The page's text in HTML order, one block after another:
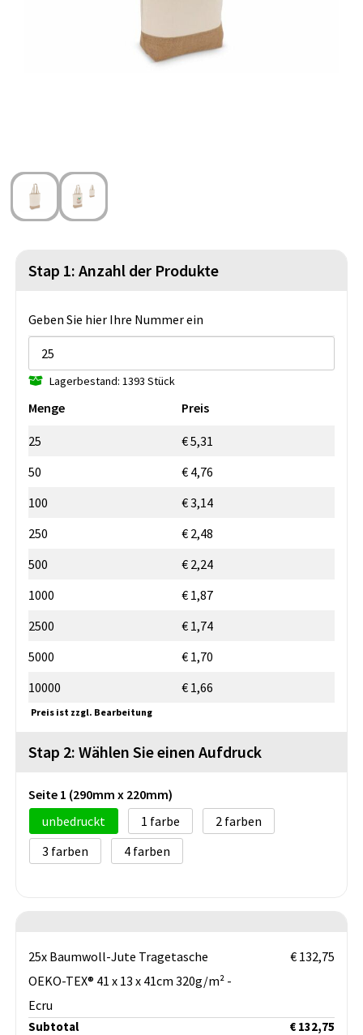
Sicherheit, Auto und Fahrrad
St. Nikolaus
Stap 1: Anzahl der Produkte
Geben Sie hier Ihre Nummer ein
Lagerbestand: 1393 Stück
Menge Preis
25
€ 5,31
50
€ 4,76
100
€ 3,14
250
€ 2,48
500
€ 2,24
1000
€ 1,87
2500
€ 1,74
5000
€ 1,70
10000
€ 1,66
Preis ist zzgl. Bearbeitung
Stap 2: Wählen Sie einen Aufdruck
Seite 1 (290mm x 220mm)
unbedruckt
1
2
3
4
25x Baumwoll-Jute Tragetasche
OEKO-TEX® 41 x 13 x 41cm 320g/m² -
Ecru
€ 132,75
Subtotal
€ 132,75